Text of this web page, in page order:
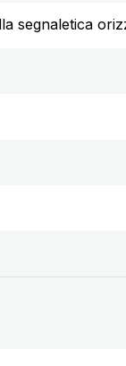
segnaletica